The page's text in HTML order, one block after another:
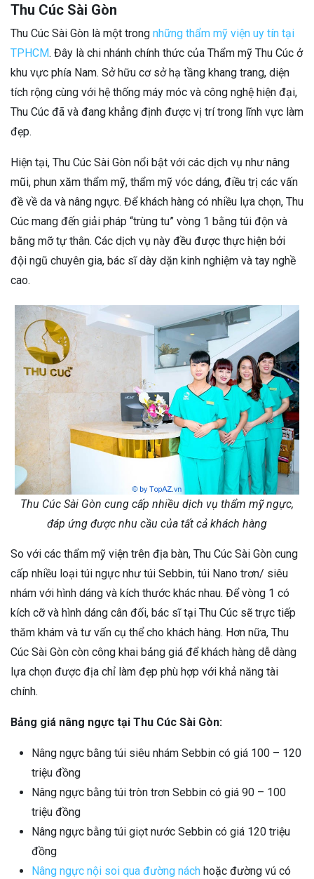
Thu Cúc Sài Gòn
Thu Cúc Sài Gòn là một trong những thẩm mỹ viện uy tín tại
TPHCM. Đây là chi nhánh chính thức của Thẩm mỹ Thu Cúc ở
khu vực phía Nam. Sở hữu cơ sở hạ tầng khang trang, diện
tích rộng cùng với hệ thống máy móc và công nghệ hiện đại,
Thu Cúc đã và đang khẳng định được vị trí trong lĩnh vực làm
đẹp.
Hiện tại, Thu Cúc Sài Gòn nổi bật với các dịch vụ như nâng
mũi, phun xăm thẩm mỹ, thẩm mỹ vóc dáng, điều trị các vấn
đề về da và nâng ngực. Để khách hàng có nhiều lựa chọn, Thu
Cúc mang đến giải pháp “trùng tu” vòng 1 bằng túi độn và
bằng mỡ tự thân. Các dịch vụ này đều được thực hiện bởi
đội ngũ chuyên gia, bác sĩ dày dặn kinh nghiệm và tay nghề
cao.
Thu Cúc Sài Gòn cung cấp nhiều dịch vụ thẩm mỹ ngực,
đáp ứng được nhu cầu của tất cả khách hàng
So với các thẩm mỹ viện trên địa bàn, Thu Cúc Sài Gòn cung
cấp nhiều loại túi ngực như túi Sebbin, túi Nano trơn/ siêu
nhám với hình dáng và kích thước khác nhau. Để vòng 1 có
kích cỡ và hình dáng cân đối, bác sĩ tại Thu Cúc sẽ trực tiếp
thăm khám và tư vấn cụ thể cho khách hàng. Hơn nữa, Thu
Cúc Sài Gòn còn công khai bảng giá để khách hàng dễ dàng
lựa chọn được địa chỉ làm đẹp phù hợp với khả năng tài
chính.
Bảng giá nâng ngực tại Thu Cúc Sài Gòn:
Nâng ngực bằng túi siêu nhám Sebbin có giá 100 – 120
triệu đồng
Nâng ngực bằng túi tròn trơn Sebbin có giá 90 – 100
triệu đồng
Nâng ngực bằng túi giọt nước Sebbin có giá 120 triệu
đồng
Nâng ngực nội soi qua đường nách hoặc đường vú có